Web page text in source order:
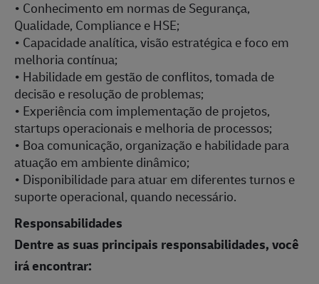
• Conhecimento em normas de Segurança,
Qualidade, Compliance e HSE;
• Capacidade analítica, visão estratégica e foco em
melhoria contínua;
• Habilidade em gestão de conflitos, tomada de
decisão e resolução de problemas;
• Experiência com implementação de projetos,
startups operacionais e melhoria de processos;
• Boa comunicação, organização e habilidade para
atuação em ambiente dinâmico;
• Disponibilidade para atuar em diferentes turnos e
suporte operacional, quando necessário.
Responsabilidades
Dentre as suas principais responsabilidades, você
irá encontrar: